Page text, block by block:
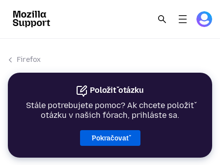
Firefox
Položiť otázku
Stále potrebujete pomoc? Ak chcete položiť
otázku v našich fórach, prihláste sa.
Pokračovať